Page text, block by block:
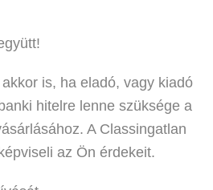
is, ha eladó, vagy kiadó
hitelre lenne szüksége a
A Classingatlan
az Ön érdekeit.